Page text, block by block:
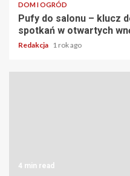
DOM I OGRÓD
Pufy do salonu – klucz
spotkań w otwartych
Redakcja 1 rok ago
4 min read